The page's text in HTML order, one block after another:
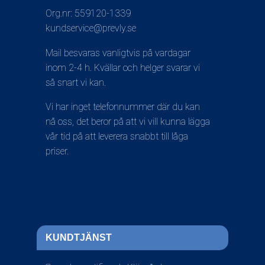
Org.nr: 559120-1339
kundservice@prevly.se
Mail besvaras vanligtvis på vardagar
inom 2-4 h. Kvällar och helger svarar vi
så snart vi kan.
Vi har inget telefonnummer där du kan
nå oss, det beror på att vi vill kunna lägga
vår tid på att leverera snabbt till låga
priser.
KUNDTJÄNST